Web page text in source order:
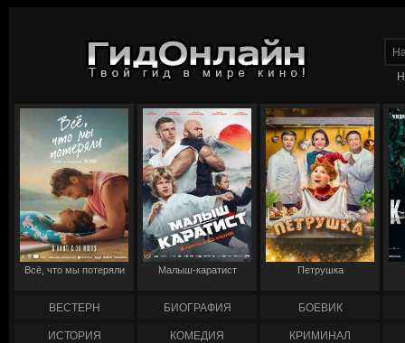
Всё, что мы потеряли Малыш-каратист Петрушка
ВЕСТЕРН БИОГРАФИЯ БОЕВИК
ИСТОРИЯ КОМЕДИЯ КРИМИНАЛ